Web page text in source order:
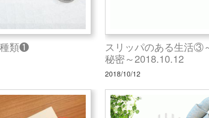
類❶
スリッパのある生活③
秘密～2018.10.12
2018/10/12